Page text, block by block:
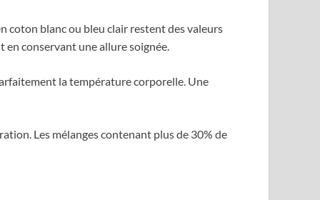
coton blanc ou bleu clair restent des valeurs
conservant une allure soignée.
la température corporelle. Une
Les mélanges contenant plus de 30% de